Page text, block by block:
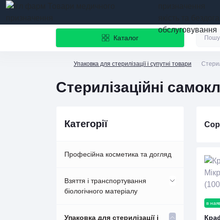
обслуговування
Каталог
Упаковка для стерилізації і супутні товари
Стерилізаційні
Категорії
Професійна косметика та догляд
Взяття і транспортування
біологічного матеріалу
Вакуумні пробірки BD
Упаковка для стерилізації і
в